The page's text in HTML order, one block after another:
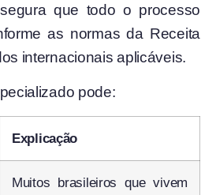
que todo o processo
as normas da Receita
internacionais aplicáveis.
pode:
Explicação
Muitos brasileiros que vivem